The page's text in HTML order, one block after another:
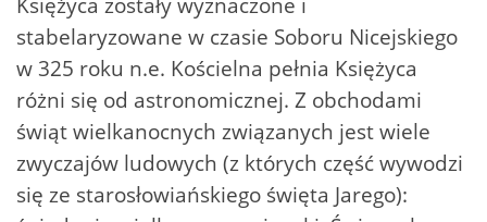
stabelaryzowane w czasie Soboru Nicejskiego
w 325 roku n.e. Kościelna pełnia Księżyca
różni się od astronomicznej. Z obchodami
świąt wielkanocnych związanych jest wiele
zwyczajów ludowych (z których część wywodzi
się ze starosłowiańskiego święta Jarego):